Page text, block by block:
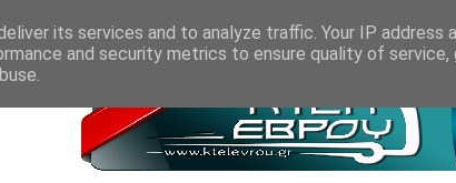
its services and to analyze traffic. Your IP address
and security metrics to ensure quality of service,